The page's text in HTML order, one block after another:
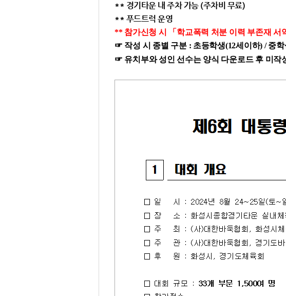
** 경기타운 내 주차 가능 (주차비 무료)
** 푸드트럭 운영
** 참가신청 시 「 학교폭력 처분 이력 부존재 서
☞ 작성 시 종별 구분 : 초등학생(12세이하) / 중
☞ 유치부와 성인 선수는 양식 다운로드 후 미작